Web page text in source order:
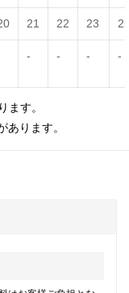
21 22 23
- - - -
ます。
ります。